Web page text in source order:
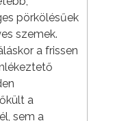
pörkölésűek
szemek.
a frissen
a
sem a